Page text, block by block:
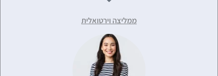
ממליצה וירטואלית